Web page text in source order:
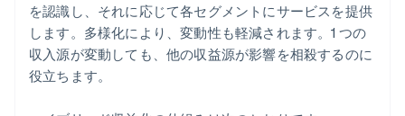
を認識し、それに応じて各セグメントにサービスを提供
します。多様化により、変動性も軽減されます。1 つの
収入源が変動しても、他の収益源が影響を相殺するのに
役立ちます。